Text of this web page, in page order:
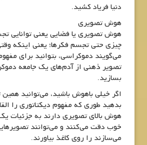
دنیا فریاد کشید.
هوش تصویری
هوش تصویری یا فضایی یعنی توانایی
چیزی حتی تجسم فکر‌ها؛ یعنی اینکه
می‌گویند دموکراسی، بتوانید برای
تصویر ذهنی از آدم‌های یک جامعه
بسازید.
اگر خیلی باهوش باشید، می‌توانید همین
بدهید طوری که مفهوم دیکتاتوری را
هوش بالای تصویری دارند به جزئیات
خوب دقت می‌کنند و می‌توانند
می‌سازند را روی کاغذ بیاورند.